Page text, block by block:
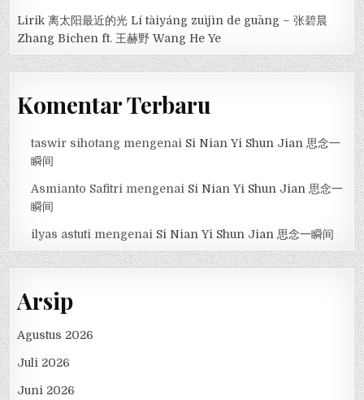
Lirik 离太阳最近的光 Lí tàiyáng zuìjìn de guāng – 张碧晨
Zhang Bichen ft. 王赫野 Wang He Ye
Komentar Terbaru
taswir sihotang mengenai Si Nian Yi Shun Jian 思念一
瞬间
Asmianto Safitri mengenai Si Nian Yi Shun Jian 思念一
瞬间
ilyas astuti mengenai Si Nian Yi Shun Jian 思念一瞬间
Arsip
Agustus 2026
Juli 2026
Juni 2026